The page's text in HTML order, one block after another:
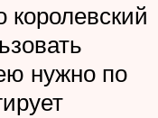
королевский
нужно по